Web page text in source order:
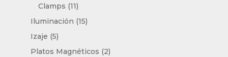
Clamps 1111
productos
Iluminación 1515
Izaje 55
productos
Platos Magnéticos 22